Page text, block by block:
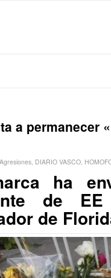
a permanecer
Agresiones, DIARIO VASCO,
ha
de
de